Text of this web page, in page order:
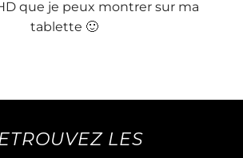
que je peux montrer sur ma
tablette 🙂
LES